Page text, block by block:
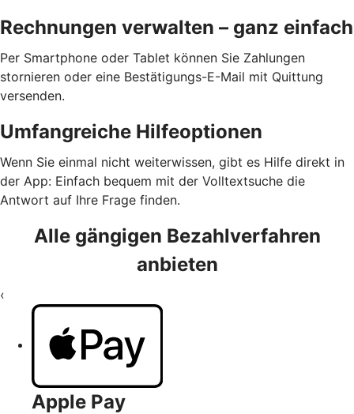
Rechnungen verwalten – ganz einfach
Per Smartphone oder Tablet können Sie Zahlungen
stornieren oder eine Bestätigungs-E-Mail mit Quittung
versenden.
Umfangreiche Hilfeoptionen
Wenn Sie einmal nicht weiterwissen, gibt es Hilfe direkt in
der App: Einfach bequem mit der Volltextsuche die
Antwort auf Ihre Frage finden.
Alle gängigen Bezahlverfahren
anbieten
‹
Apple Pay